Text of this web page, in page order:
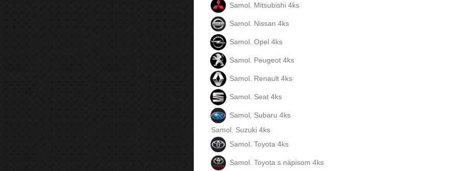
Samol. Mitsubishi 4ks
Samol. Nissan 4ks
Samol. Opel 4ks
Samol. Peugeot 4ks
Samol. Renault 4ks
Samol. Seat 4ks
Samol. Subaru 4ks
Samol. Suzuki 4ks
Samol. Toyota 4ks
Samol. Toyota s nápisom 4ks